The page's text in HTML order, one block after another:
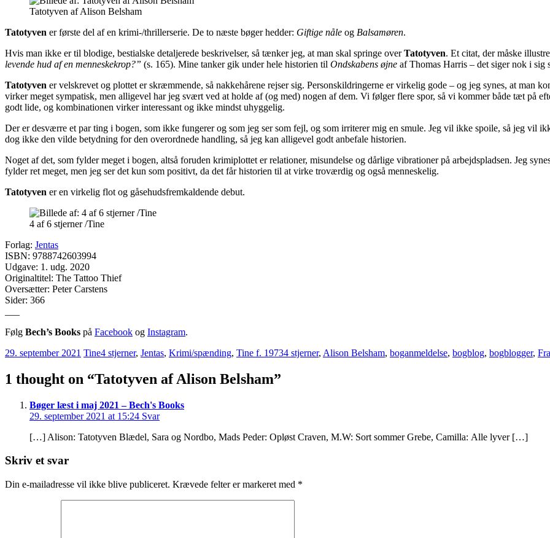
Tatotyven af Alison Belsham
Tatotyven er første del af en krimi-/thrillerserie. De to næste bøger hedder: Giftige nåle og Balsamøren.
Hvis man ikke er til blodige, bestialske detaljerede beskrivelser, så tænker jeg, at man skal springe overTatotyven. Et citat, der måske
levende hud af en menneskekrop?” (s. 165). Mine tanker gik under hele historien til Ondskabens øjne af Thomas Harris – det siger nok i sig
Tatotyven er velskrevet og plottet er skræmmende, så nakkehårene rejser sig. Personskildringerne er virkelig gode – og jeg synes, at man
virker meget sympatisk, men alligevel har jeg svært ved at holde af (og med) nogen af dem. Vi følger flere spor, så vi kommer både tæt på
godt lide, og kombinationen virker interessant og ikke mindst uhyggelig.
Der er desværre et par ting i bogen, som ikke fungerer og som jeg ser som fejl, og som irriterer mig en smule. Jeg vil ikke spoile, så jeg vil
dog ikke den vilde betydning for den overordnede handling, så jeg kan alligevel godt anbefale historien.
Noget af det, som fylder meget i bogen, altså foruden krimiplottet er relationer, misundelse og dårlige vibrationer på arbejdspladsen. Jeg
fylder ret meget, men jeg ser det kun som positivt, da det får historien til at virke troværdig og også menneskelig.
Tatotyven er en virkelig flot og gåsehudsfremkaldende debut.
4 af 6 stjerner /Tine
Forlag: Jentas
ISBN: 9788742603994
Udgave: 1. udg. 2020
Originaltitel: The Tattoo Thief
Oversætter: Peter Carstens
Sider: 366
Følg Bech’s Books på Facebook og Instagram.
29. september 2021 Tine4 stjerner, Jentas, Krimi/spænding, Tine f. 19734 stjerner, Alison Belsham, boganmeldelse, bogblog, bogblogger,
1 thought on “Tatotyven af Alison Belsham”
Bøger læst i maj 2021 – Bech's Books
29. september 2021 at 15:24 Svar
[…] Alison: Tatotyven Blædel, Sara og Nordbo, Mads Peder: Opløst Craven, M.W: Sort sommer Grebe, Camilla: Alle lyver […]
Skriv et svar
Din e-mailadresse vil ikke blive publiceret. Krævede felter er markeret med *